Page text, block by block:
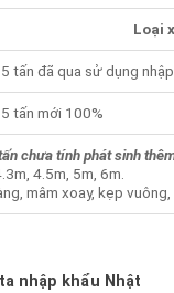
Loại
tấn đã qua sử dụng
tấn mới 100%
chưa tính phát sinh
4.5m, 5m, 6m.
mâm xoay, kẹp
nhập khẩu Nhật